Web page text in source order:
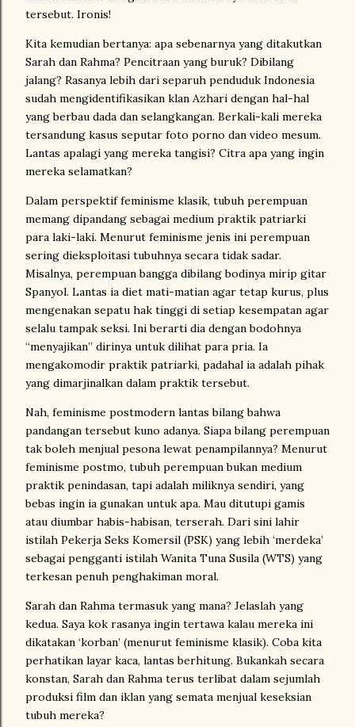
tersebut. Ironis!
Kita kemudian bertanya: apa sebenarnya yang ditakutkan
Sarah dan Rahma? Pencitraan yang buruk? Dibilang
jalang? Rasanya lebih dari separuh penduduk Indonesia
sudah mengidentifikasikan klan Azhari dengan hal-hal
yang berbau dada dan selangkangan. Berkali-kali mereka
tersandung kasus seputar foto porno dan video mesum.
Lantas apalagi yang mereka tangisi? Citra apa yang ingin
mereka selamatkan?
Dalam perspektif feminisme klasik, tubuh perempuan
memang dipandang sebagai medium praktik patriarki
para laki-laki. Menurut feminisme jenis ini perempuan
sering dieksploitasi tubuhnya secara tidak sadar.
Misalnya, perempuan bangga dibilang bodinya mirip gitar
Spanyol. Lantas ia diet mati-matian agar tetap kurus, plus
mengenakan sepatu hak tinggi di setiap kesempatan agar
selalu tampak seksi. Ini berarti dia dengan bodohnya
“menyajikan” dirinya untuk dilihat para pria. Ia
mengakomodir praktik patriarki, padahal ia adalah pihak
yang dimarjinalkan dalam praktik tersebut.
Nah, feminisme postmodern lantas bilang bahwa
pandangan tersebut kuno adanya. Siapa bilang perempuan
tak boleh menjual pesona lewat penampilannya? Menurut
feminisme postmo, tubuh perempuan bukan medium
praktik penindasan, tapi adalah miliknya sendiri, yang
bebas ingin ia gunakan untuk apa. Mau ditutupi gamis
atau diumbar habis-habisan, terserah. Dari sini lahir
istilah Pekerja Seks Komersil (PSK) yang lebih ‘merdeka’
sebagai pengganti istilah Wanita Tuna Susila (WTS) yang
terkesan penuh penghakiman moral.
Sarah dan Rahma termasuk yang mana? Jelaslah yang
kedua. Saya kok rasanya ingin tertawa kalau mereka ini
dikatakan ‘korban’ (menurut feminisme klasik). Coba kita
perhatikan layar kaca, lantas berhitung. Bukankah secara
konstan, Sarah dan Rahma terus terlibat dalam sejumlah
produksi film dan iklan yang semata menjual keseksian
tubuh mereka?